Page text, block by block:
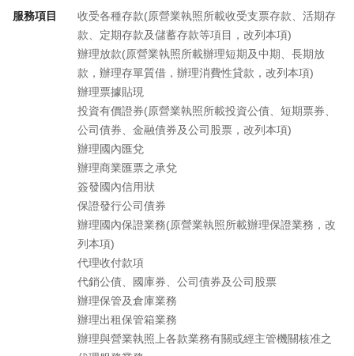
服務項目
收受各種存款(原營業執照所載收受支票存款、活期存
款、定期存款及儲蓄存款等項目，改列本項)
辦理放款(原營業執照所載辦理短期及中期、長期放
款，辦理存單質借，辦理消費性貸款，改列本項)
辦理票據貼現
投資有價證券(原營業執照所載投資公債、短期票券、
公司債券、金融債券及公司股票，改列本項)
辦理國內匯兌
辦理商業匯票之承兌
簽發國內信用狀
保證發行公司債券
辦理國內保證業務(原營業執照所載辦理保證業務，改
列本項)
代理收付款項
代銷公債、國庫券、公司債券及公司股票
辦理保管及倉庫業務
辦理出租保管箱業務
辦理與營業執照上各款業務有關或經主管機關核准之